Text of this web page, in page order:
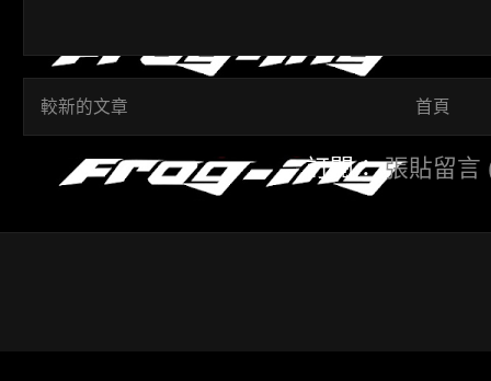
較新的文章 首頁
訂閱：張貼留言